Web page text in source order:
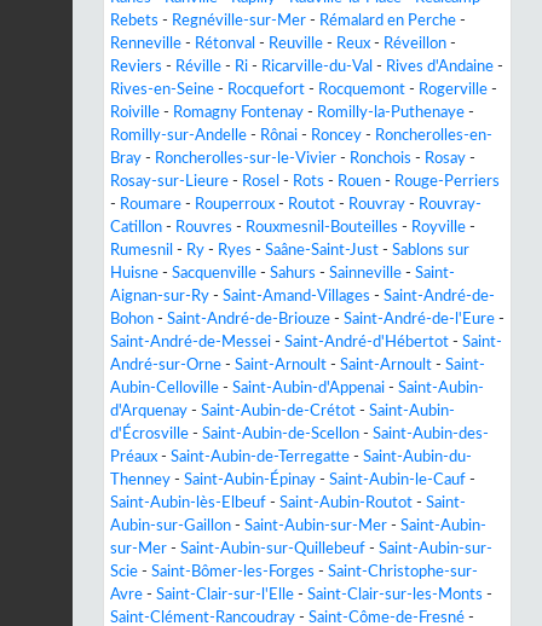
Rebets - Regnéville-sur-Mer - Rémalard en Perche -
Renneville - Rétonval - Reuville - Reux - Réveillon -
Reviers - Réville - Ri - Ricarville-du-Val - Rives d'Andaine -
Rives-en-Seine - Rocquefort - Rocquemont - Rogerville -
Roiville - Romagny Fontenay - Romilly-la-Puthenaye -
Romilly-sur-Andelle - Rônai - Roncey - Roncherolles-en-
Bray - Roncherolles-sur-le-Vivier - Ronchois - Rosay -
Rosay-sur-Lieure - Rosel - Rots - Rouen - Rouge-Perriers
- Roumare - Rouperroux - Routot - Rouvray - Rouvray-
Catillon - Rouvres - Rouxmesnil-Bouteilles - Royville -
Rumesnil - Ry - Ryes - Saâne-Saint-Just - Sablons sur
Huisne - Sacquenville - Sahurs - Sainneville - Saint-
Aignan-sur-Ry - Saint-Amand-Villages - Saint-André-de-
Bohon - Saint-André-de-Briouze - Saint-André-de-l'Eure -
Saint-André-de-Messei - Saint-André-d'Hébertot - Saint-
André-sur-Orne - Saint-Arnoult - Saint-Arnoult - Saint-
Aubin-Celloville - Saint-Aubin-d'Appenai - Saint-Aubin-
d'Arquenay - Saint-Aubin-de-Crétot - Saint-Aubin-
d'Écrosville - Saint-Aubin-de-Scellon - Saint-Aubin-des-
Préaux - Saint-Aubin-de-Terregatte - Saint-Aubin-du-
Thenney - Saint-Aubin-Épinay - Saint-Aubin-le-Cauf -
Saint-Aubin-lès-Elbeuf - Saint-Aubin-Routot - Saint-
Aubin-sur-Gaillon - Saint-Aubin-sur-Mer - Saint-Aubin-
sur-Mer - Saint-Aubin-sur-Quillebeuf - Saint-Aubin-sur-
Scie - Saint-Bômer-les-Forges - Saint-Christophe-sur-
Avre - Saint-Clair-sur-l'Elle - Saint-Clair-sur-les-Monts -
Saint-Clément-Rancoudray - Saint-Côme-de-Fresné -